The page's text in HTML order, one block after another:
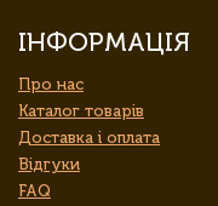
ІНФОРМАЦІЯ
Про нас
Каталог товарів
Доставка і оплата
Відгуки
FAQ